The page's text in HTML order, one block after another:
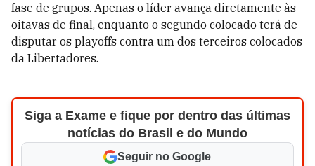
fase de grupos. Apenas o líder avança diretamente às
oitavas de final, enquanto o segundo colocado terá de
disputar os playoffs contra um dos terceiros colocados
da Libertadores.
Siga a Exame e fique por dentro das últimas
notícias do Brasil e do Mundo
Seguir no Google